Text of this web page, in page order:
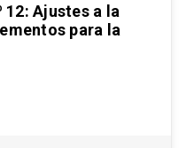
Ajustes a la
para la